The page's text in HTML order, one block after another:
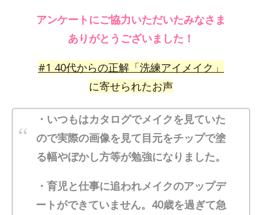
アンケートにご協力いただいたみなさま
ありがとうございました！
#1 40代からの正解「洗練アイメイク」
に寄せられたお声
・いつもはカタログでメイクを見ていた
ので実際の画像を見て目元をチップで塗
る幅やぼかし方等が勉強になりました。
・育児と仕事に追われメイクのアップデ
ートができていません。40歳を過ぎて急